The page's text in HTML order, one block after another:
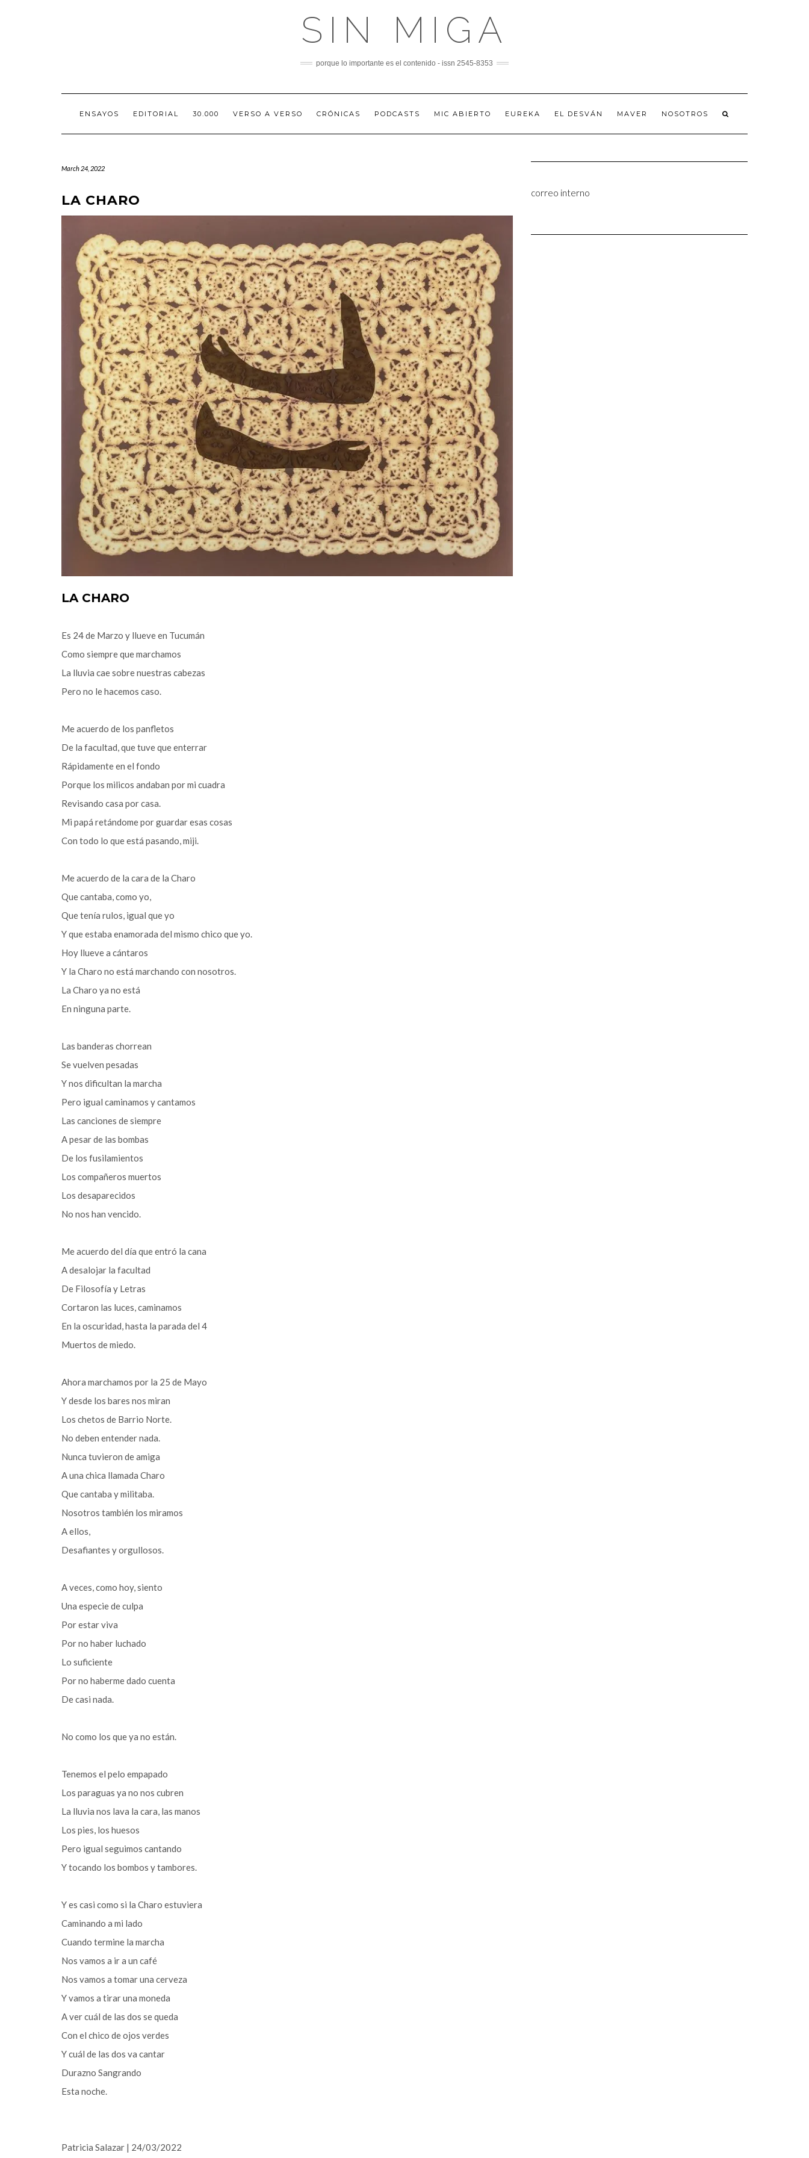
SIN MIGA
porque lo importante es el contenido - issn 2545-8353
ENSAYOS EDITORIAL 30.000 VERSO A VERSO CRÓNICAS PODCASTS MIC ABIERTO EUREKA EL DESVÁN MAVER NOSOTROS
March 24, 2022
LA CHARO
LA CHARO
Es 24 de Marzo y llueve en Tucumán
Como siempre que marchamos
La lluvia cae sobre nuestras cabezas
Pero no le hacemos caso.
Me acuerdo de los panfletos
De la facultad, que tuve que enterrar
Rápidamente en el fondo
Porque los milicos andaban por mi cuadra
Revisando casa por casa.
Mi papá retándome por guardar esas cosas
Con todo lo que está pasando, miji.
Me acuerdo de la cara de la Charo
Que cantaba, como yo,
Que tenía rulos, igual que yo
Y que estaba enamorada del mismo chico que yo.
Hoy llueve a cántaros
Y la Charo no está marchando con nosotros.
La Charo ya no está
En ninguna parte.
Las banderas chorrean
Se vuelven pesadas
Y nos dificultan la marcha
Pero igual caminamos y cantamos
Las canciones de siempre
A pesar de las bombas
De los fusilamientos
Los compañeros muertos
Los desaparecidos
No nos han vencido.
Me acuerdo del día que entró la cana
A desalojar la facultad
De Filosofía y Letras
Cortaron las luces, caminamos
En la oscuridad, hasta la parada del 4
Muertos de miedo.
Ahora marchamos por la 25 de Mayo
Y desde los bares nos miran
Los chetos de Barrio Norte.
No deben entender nada.
Nunca tuvieron de amiga
A una chica llamada Charo
Que cantaba y militaba.
Nosotros también los miramos
A ellos,
Desafiantes y orgullosos.
A veces, como hoy, siento
Una especie de culpa
Por estar viva
Por no haber luchado
Lo suficiente
Por no haberme dado cuenta
De casi nada.
No como los que ya no están.
Tenemos el pelo empapado
Los paraguas ya no nos cubren
La lluvia nos lava la cara, las manos
Los pies, los huesos
Pero igual seguimos cantando
Y tocando los bombos y tambores.
Y es casi como si la Charo estuviera
Caminando a mi lado
Cuando termine la marcha
Nos vamos a ir a un café
Nos vamos a tomar una cerveza
Y vamos a tirar una moneda
A ver cuál de las dos se queda
Con el chico de ojos verdes
Y cuál de las dos va cantar
Durazno Sangrando
Esta noche.
Patricia Salazar | 24/03/2022
correo interno